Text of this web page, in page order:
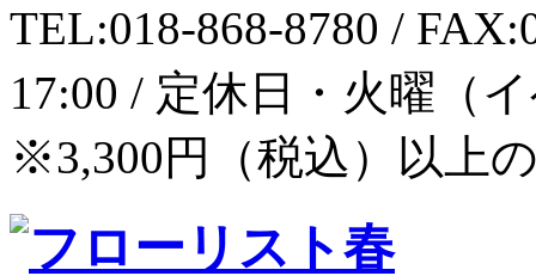
TEL:018-868-8780 /
17:00 / 定休日・火曜（
※3,300円（税込）以上